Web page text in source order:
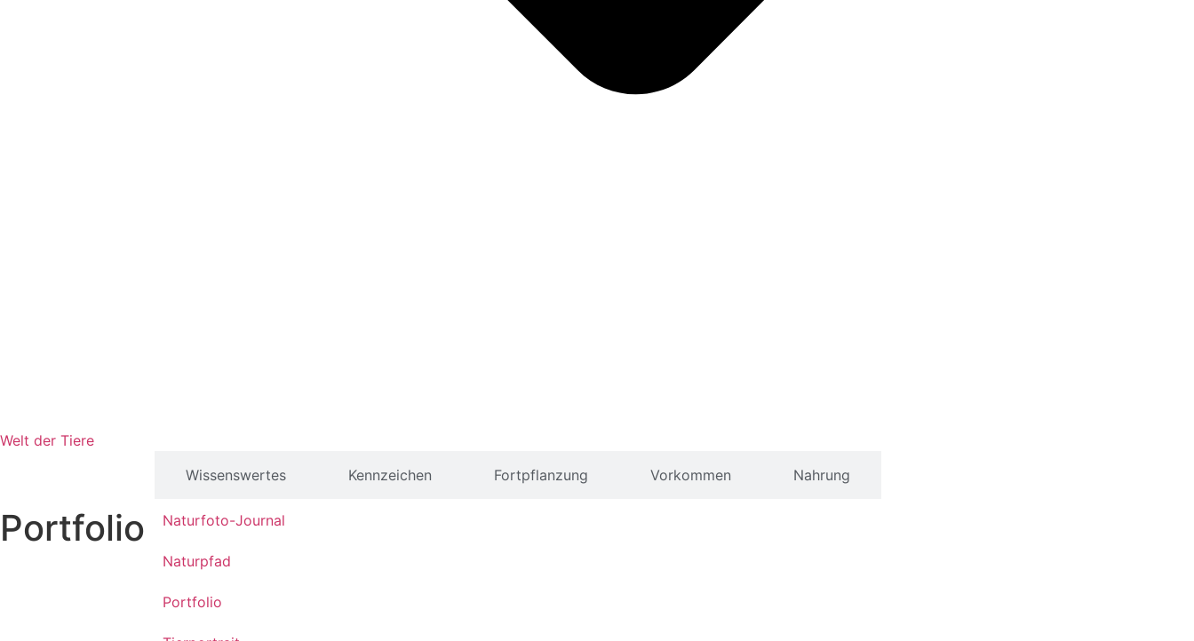
Welt der Tiere
Wissenswertes Kennzeichen Fortpflanzung Vorkommen Nahrung
vivipara
vivipara
Portfolio Naturfoto-Journal
Naturpfad
Portfolio